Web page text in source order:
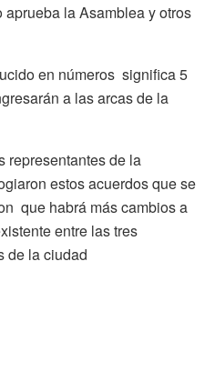
la Asamblea y otros
en números significa 5
a las arcas de la
representantes de la
estos acuerdos que se
que habrá más cambios a
entre las tres
de la ciudad